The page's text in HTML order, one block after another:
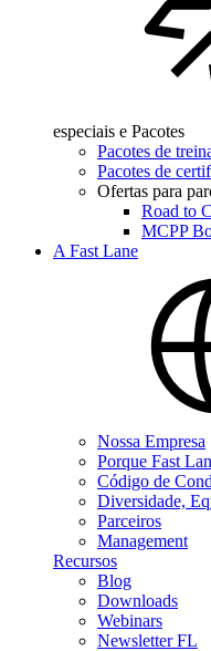
especiais e Pacotes
Pacotes de
Pacotes de
Ofertas para
Road to
MCPP
A Fast Lane
Nossa Empresa
Porque Fast
Código de
Diversidade,
Parceiros
Management
Recursos
Blog
Downloads
Webinars
Newsletter FL